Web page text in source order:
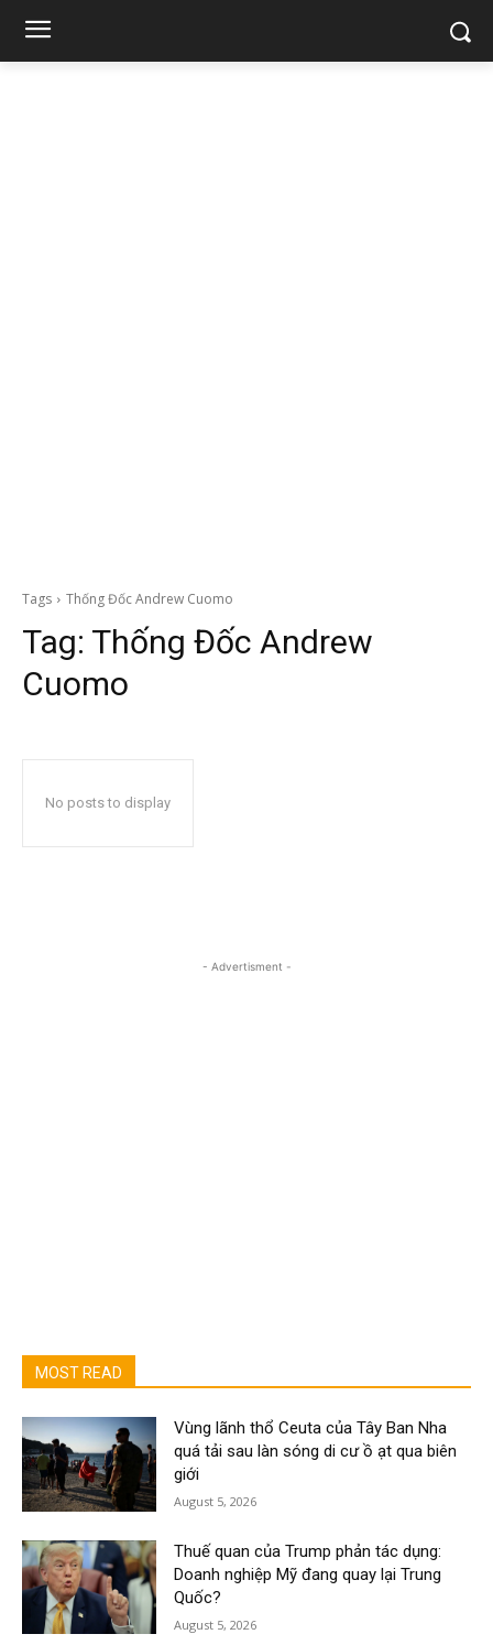
Tags Thống Đốc Andrew Cuomo
Tag: Thống Đốc Andrew
Cuomo
No posts to display
- Advertisment -
MOST READ
Vùng lãnh thổ Ceuta của Tây Ban Nha
quá tải sau làn sóng di cư ồ ạt qua biên
giới
August 5, 2026
Thuế quan của Trump phản tác dụng:
Doanh nghiệp Mỹ đang quay lại Trung
Quốc?
August 5, 2026